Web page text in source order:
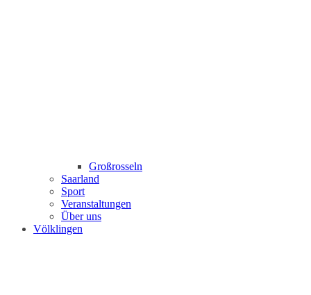
Großrosseln
Saarland
Sport
Veranstaltungen
Über uns
Völklingen